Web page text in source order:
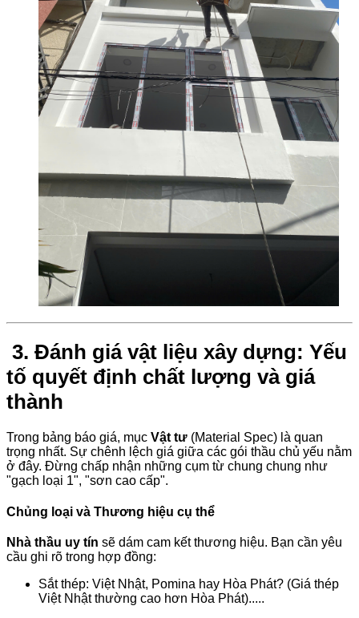
3. Đánh giá vật liệu xây dựng: Yếu
tố quyết định chất lượng và giá
thành
Trong bảng báo giá, mục Vật tư (Material Spec) là quan
trọng nhất. Sự chênh lệch giá giữa các gói thầu chủ yếu nằm
ở đây. Đừng chấp nhận những cụm từ chung chung như
"gạch loại 1", "sơn cao cấp".
Chủng loại và Thương hiệu cụ thể
Nhà thầu uy tín sẽ dám cam kết thương hiệu. Bạn cần yêu
cầu ghi rõ trong hợp đồng:
Sắt thép: Việt Nhật, Pomina hay Hòa Phát? (Giá thép
Việt Nhật thường cao hơn Hòa Phát).....